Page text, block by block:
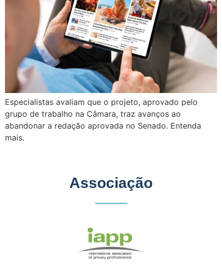
Especialistas avaliam que o projeto, aprovado pelo
grupo de trabalho na Câmara, traz avanços ao
abandonar a redação aprovada no Senado. Entenda
mais.
Associação